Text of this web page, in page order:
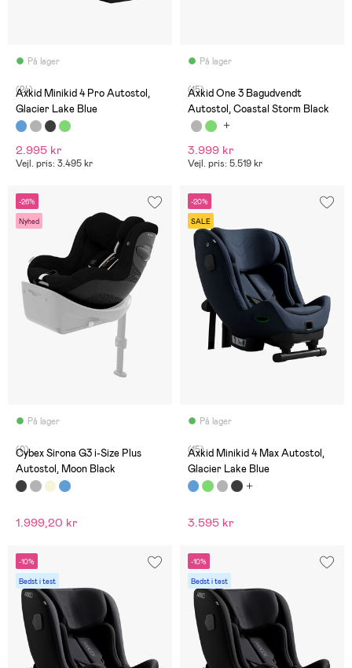
På lager
(24)
Axkid Minikid 4 Pro Autostol,
Glacier Lake Blue
2.995 kr
Vejl. pris: 3.495 kr
På lager
(15)
Axkid One 3 Bagudvendt
Autostol, Coastal Storm Black
3.999 kr
Vejl. pris: 5.519 kr
-26%
Nyhed
På lager
(0)
Cybex Sirona G3 i-Size Plus
Autostol, Moon Black
1.999,20 kr
-20%
SALE
På lager
(15)
Axkid Minikid 4 Max Autostol,
Glacier Lake Blue
3.595 kr
-10%
Bedst i test
-10%
Bedst i test